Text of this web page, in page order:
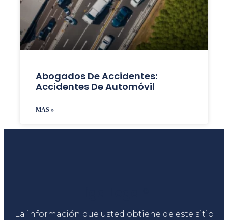
Abogados De Accidentes:
Accidentes De Automóvil
MAS »
La información que usted obtiene de este sitio